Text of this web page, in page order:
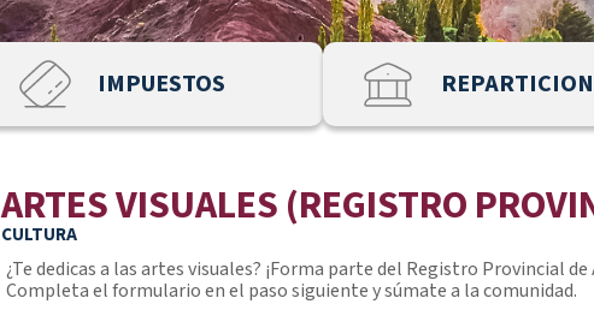
IMPUESTOS
ARTES VISUALES (REGISTRO
CULTURA
¿Te dedicas a las artes visuales? ¡Forma parte del Registro Provincial
Completa el formulario en el paso siguiente y súmate a la comunidad.